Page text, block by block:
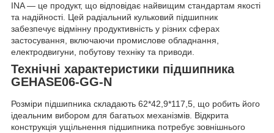
INA — це продукт, що відповідає найвищим стандартам якості
та надійності. Цей радіальний кульковий підшипник
забезпечує відмінну продуктивність у різних сферах
застосування, включаючи промислове обладнання,
електродвигуни, побутову техніку та приводи.
Технічні характеристики підшипника
GEHASE06-GG-N
Розміри підшипника складають 62*42,9*117,5, що робить його
ідеальним вибором для багатьох механізмів. Відкрита
конструкція ущільнення підшипника потребує зовнішнього